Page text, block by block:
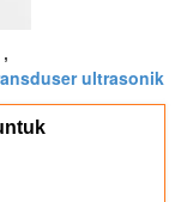
,
ultrasonik